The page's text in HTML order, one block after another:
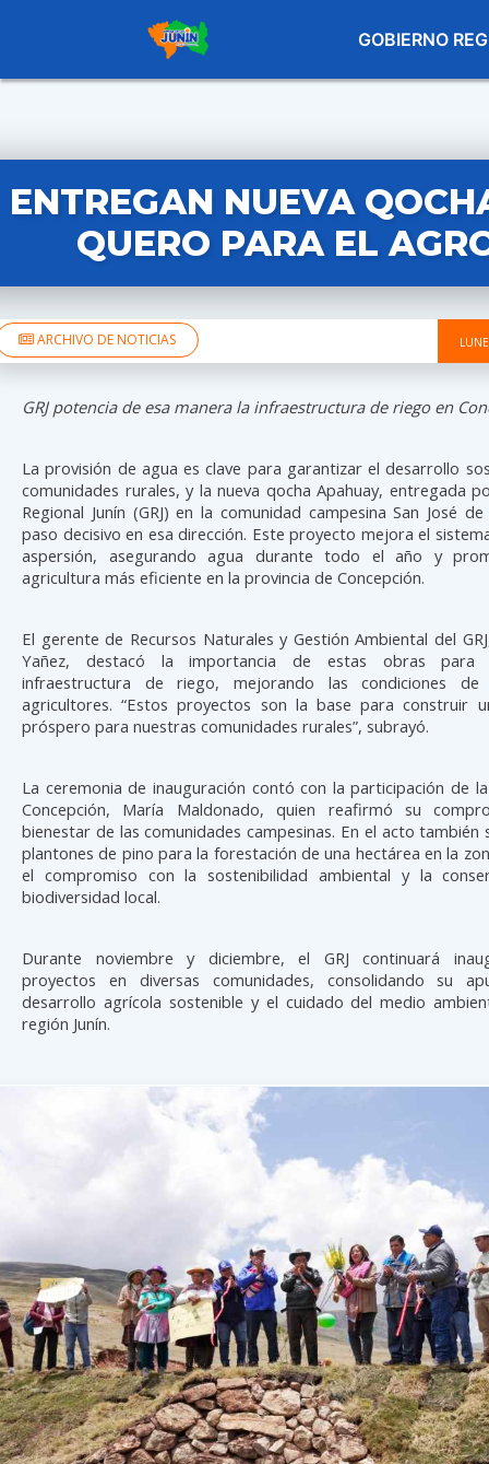
GOBIERNO
ENTREGAN NUEVA
QUERO PARA EL
ARCHIVO DE NOTICIAS
GRJ potencia de esa manera la infraestructura de riego en
La provisión de agua es clave para garantizar el desarrollo
comunidades rurales, y la nueva qocha Apahuay, entregada
Regional Junín (GRJ) en la comunidad campesina San José
paso decisivo en esa dirección. Este proyecto mejora el
aspersión, asegurando agua durante todo el año y
agricultura más eficiente en la provincia de Concepción.
El gerente de Recursos Naturales y Gestión Ambiental del
Yañez, destacó la importancia de estas obras para
infraestructura de riego, mejorando las condiciones
agricultores. “Estos proyectos son la base para construir
próspero para nuestras comunidades rurales”, subrayó.
La ceremonia de inauguración contó con la participación de
Concepción, María Maldonado, quien reafirmó su
bienestar de las comunidades campesinas. En el acto también
plantones de pino para la forestación de una hectárea en la
el compromiso con la sostenibilidad ambiental y la
biodiversidad local.
Durante noviembre y diciembre, el GRJ continuará
proyectos en diversas comunidades, consolidando su
desarrollo agrícola sostenible y el cuidado del medio
región Junín.